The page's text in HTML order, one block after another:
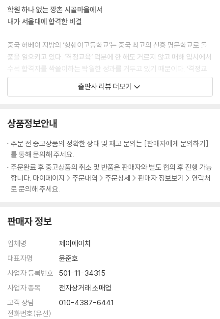
_온전한 마음으로 공부하는 법
_두 번째 화살은 맞지 마라
Beyond Story 점괘의 비결
08 공부할 마음 있는 놈들의 7가지 습관
_습관1. 수직으로 꼿꼿하게 앉는다
_습관2. 한 번에 한 가지 일에만 몰입한다
_습관5. 좀처럼 감기에 걸리지 않는다
_습관7. 정신상태를 정리정돈으로 증명한다
Beyond Story 흔들리지 않는 인생을 사는 법
09 오늘 하루는 내 인생을 만드는 재료다
_크로노스인가, 카이로스인가
_결정적 순간, 나에게 힘을 주는 루틴
_루틴2. 효율을 올리는 분석 : 타임시트
_루틴3. 진짜로 집중한 시간 : 스톱워치
Beyond Story “아니, 무슨 그림 한 장이 이렇게 비싸!”
PART 4
마음을 붙잡는 순간, 공부는 재미있어진다
일이든 대강대강, 얼렁뚱땅. 마치 내일이 없는 하루살이처럼 무턱대고 아
무렇게나. 활기차게 인생을 준비해야 할 ‘봄 같은 시기’에 제 인생은 녹슬어
---「열다섯 살, 나는 딱 유치원생 수준이었다」중에서
공부의 재미는 ‘참을성’에서 판가름 나게 되어 있습니다. 내가 잘하게 될 때
까지는 꼼짝없이 지루할 수밖에 없거든요. 하다못해 게임 하나를 시작해도
처음부터 잘하는 사람은 없잖아요. 룰도 제대로 모르고 스킬도 쓸 줄 모르
니 좀처럼 재미를 느낄 수 없는 단계죠. 그래도 꾹 참고 무작정 로그인해 지
떻게 하는 건지도 쳐다보고 하다 보면 나도 모르게 점점 잘하게 돼요. 그러
푹 빠져서 헤어나올 수 없을 만큼.
---「잘하기 전까지는 좀처럼 재미가 없는 법이다」중에서
제가 공부하면서 경험해본 가장 빛나는 순간은 서울대 법대 합격자 발표
때가 아니었습니다. 가장 빛나는 순간은, 공부 잘된 날 하루를 마치고 뿌듯
돌아가던 순간이었습니다. 흥분을 가라앉히고 잠에 들려고 이부자리에서
쳐봐야 100번이 좀 못 됐을 겁니다. 그렇대도 저는 자신 있게 말할 수 있습
니다. 그날들이 제가 살면서 경험해본 모든 순간 중 가장 빛나는 순간이었
---「참 좋은 순간을 누려라」중에서
스톱워치로 공부시간을 재보면 처음에는 누구나 놀랍니다. ‘내가 야자시간
만큼은 그래도 다 공부하고 있겠지’, ‘하루에 학교에 있는 시간만 해도 얼만
학원 하나 없는 깡촌 시골마을에서
내가 서울대에 합격한 비결
중국 허베이 지방의 ‘헝쉐이고등학교’는 중국 최고의 신흥 명문학교로 돌
풍을 일으키고 있다. ‘격정교육’ 덕분에 한 해도 거르지 않고 매해 입시에서
수석 합격자를 싹쓸이하는 탁월한 성과를 거두고 있기 때문이다. ‘격정교
육’의 핵심은 바로 ‘뼛속까지 마음을 다지고, 키우고, 붙잡아두는 일’에 집
중하는 것. 공부하는 일에는 ‘마음’이 가장 우선이고 중요하다는 진실에 대
‘공부하려고 앉았는데, 딴 생각이 나서 집중하기 어려워요.’
‘이번 중간고사를 망쳐 마음이 싱숭생숭하고 공부할 힘도 쭉 빠져요.’
‘도통 공부를 왜 해야 하는지 모르겠고, 공부하고 싶은 마음도 전혀 없어
요.’
생각해보면 우리가 공부에 ‘올인’하지 못하는 이유는 ‘조건’도, ‘머리’도, ‘학
‘마음가짐’을 단련시키는 책은 찾아보기 힘들다. 이 책의 저자는 내 마음 다
수 있다고 말한다. 사방이 논밭으로 둘러싸인 시골마을에서 자라 그 흔한
학원 한 번 다녀본 적이 없지만 ‘마음가짐’ 하나로 서울대 법학과, 연세대
경영학과, 동신대 한의예과에 합격한 저자 자신의 이야기가 이를 뒷받침한
한 방법론’이 없다. 그저 마음을 다지고, 키우고, 붙잡아둘 궁리와 독한 각
오를 뿌리박는 다짐, 꿈과 목표를 좇는 절실함만이 있을 뿐이다.
출판사 리뷰 더보기
상품정보안내
주문 전 중고상품의 정확한 상태 및 재고 문의는 [판매자에게 문의하기]
를 통해 문의해 주세요.
주문완료 후 중고상품의 취소 및 반품은 판매자와 별도 협의 후 진행 가능
합니다. 마이페이지 > 주문내역 > 주문상세 > 판매자 정보보기 > 연락처
로 문의해 주세요.
판매자 정보
업체명
제이에이치
대표자명
윤준호
사업자 등록번호
501-11-34315
사업자 종목
전자상거래 소매업
고객 상담
전화번호(유선)
010-4387-6441